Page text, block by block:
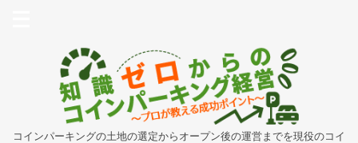
コインパーキングの土地の選定からオープン後の運営までを現役のコイ